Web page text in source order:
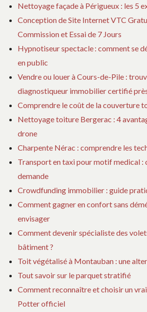
Nettoyage façade à Périgueux : les 5
Conception de Site Internet VTC
Commission et Essai de 7 Jours
Hypnotiseur spectacle : comment se
en public
Vendre ou louer à Cours-de-Pile :
diagnostiqueur immobilier certifié
Comprendre le coût de la couverture
Nettoyage toiture Bergerac : 4
drone
Charpente Nérac : comprendre les
Transport en taxi pour motif medical :
demande
Crowdfunding immobilier : guide
Comment gagner en confort sans
envisager
Comment devenir spécialiste des
bâtiment ?
Toit végétalisé à Montauban : une
Tout savoir sur le parquet stratifié
Comment reconnaître et choisir un
Potter officiel